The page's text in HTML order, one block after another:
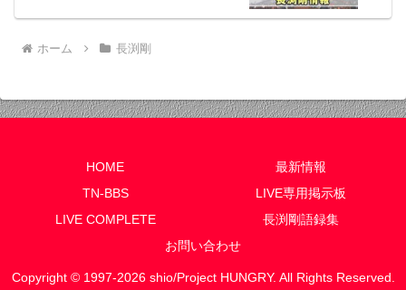
ホーム 長渕剛
HOME
最新情報
TN-BBS
LIVE専用掲示板
LIVE COMPLETE
長渕剛語録集
お問い合わせ
Copyright © 1997-2026 shio/Project HUNGRY. All Rights Reserved.